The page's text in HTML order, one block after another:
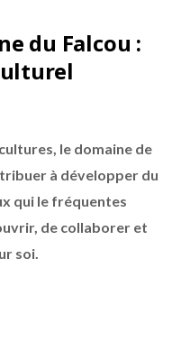
o
k
g
a
du Falcou :
le domaine de
à développer du
qui le fréquentes
de collaborer et
soi.